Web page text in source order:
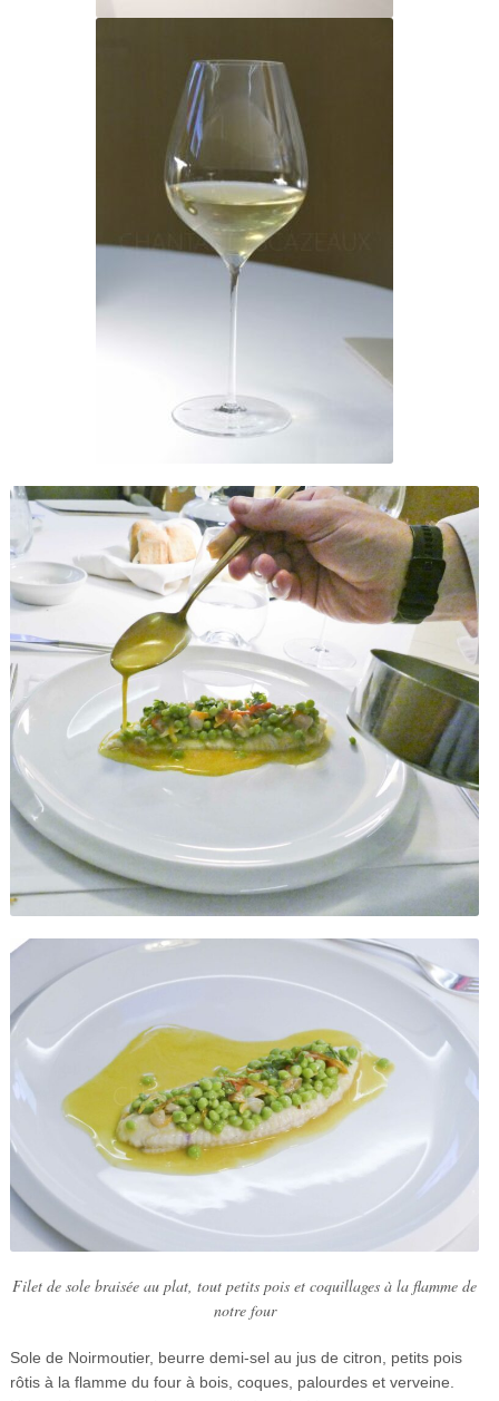
Filet de sole braisée au plat, tout petits pois et coquillages à la flamme de
notre four
Sole de Noirmoutier, beurre demi-sel au jus de citron, petits pois
rôtis à la flamme du four à bois, coques, palourdes et verveine.